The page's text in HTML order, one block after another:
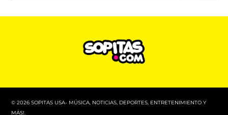
© 2026 SOPITAS USA- MÚSICA, NOTICIAS, DEPORTES, ENTRETENIMIENTO Y
MÁS!.